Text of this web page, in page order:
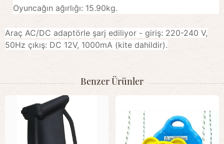
Oyuncağın ağırlığı: 15.90kg.
Araç AC/DC adaptörle şarj ediliyor - giriş: 220-240 V,
50Hz çıkış: DC 12V, 1000mA (kite dahildir).
Benzer Ürünler